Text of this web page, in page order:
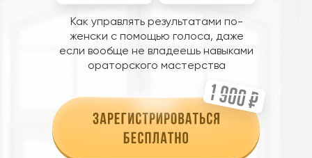
Как управлять результатами по-
женски с помощью голоса, даже
если вообще не владеешь навыками
ораторского мастерства